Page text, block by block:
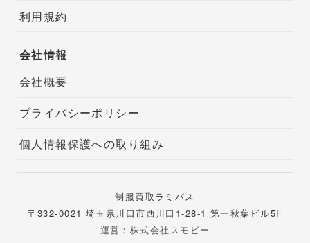
利用規約
会社情報
会社概要
プライバシーポリシー
個人情報保護への取り組み
制服買取ラミパス
〒332-0021 埼玉県川口市西川口1-28-1 第一秋葉ビル5F
運営：株式会社スモビー